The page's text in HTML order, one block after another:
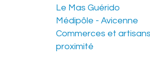
Le Mas Guérido
Médipôle - Avicenne
Commerces et
proximité